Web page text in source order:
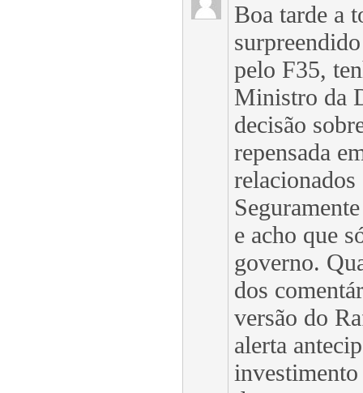
Boa tarde a
pelo F35,
Ministro da
decisão
repensada
e acho que
governo.
dos
versão do
alerta